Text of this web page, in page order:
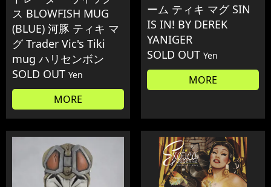
ス BLOWFISH MUG
(BLUE) 河豚 ティキ マ
グ Trader Vic's Tiki
mug ハリセンボン
SOLD OUT Yen
MORE
ーム ティキ マグ SIN
IS IN! BY DEREK
YANIGER
SOLD OUT Yen
MORE